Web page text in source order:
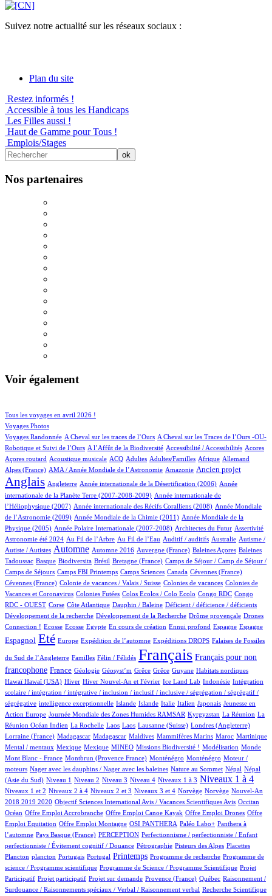
Suivez notre actualité sur les réseaux sociaux :
Plan du site
Restez informés !
Accessible à tous les Handicaps
Les Filles aussi !
Haut de Gamme pour Tous !
Emplois/Stages
Nos partenaires
Voir également
Tous les voyages en avril 2026 !
72/529
Voyages Photos
58/529
Voyages Randonnée
4/529 A Cheval sur les traces de l’Ours
4/529
A Cheval sur les Traces de l’Ours -OU-
Robotique et Suivi de l’Ours
2/529 A l’Affût de la Biodiversité
1/529 Accessibilité / Accessibilités
2/529 Acores
1/529
Açores routard
1/529 Acoustique musicale
33/529 ACQ
19/529 Adultes
14/529 Adultes/Familles
2/529 Afrique
22/529 Allemand
17/529
Alpes (France)
11/529 AMA / Année Mondiale de l’Astronomie
2/529 Amazonie
178/529 Ancien projet
408/529
Anglais
63/529 Angleterre
6/529 Année internationale de la Désertification (2006)
13/529
Année
internationale de la Planète Terre (2007-2008-2009)
4/529
Année internationale de
l’Héliophysique (2007)
1/529 Année internationale des Récifs Coralliens (2008)
11/529
Année Mondiale
de l’Astronomie (2009)
2/529 Année Mondiale de la Chimie (2011)
14/529
Année Mondiale de la
Physique (2005)
5/529 Année Polaire Internationale (2007-2008)
2/529 Architectes du Futur
1/529 Assertivité
11/529
Astronomie été 2024
12/529 Au Fil de l’Arbre
6/529 Au Fil de l’Eau
1/529 Auditif / auditifs
1/529 Australie
1/529
Autisme /
Autiste / Autistes
240/529 Automne
3/529 Automne 2016
5/529 Auvergne (France)
1/529 Baleines Açores
2/529
Baleines
Tadoussac
1/529 Basque
49/529 Biodiversita
1/529 Brésil
9/529 Bretagne (France)
34/529
Camps de Séjour / Camp de Séjour /
Camps de Séjours
1/529 Camps FBI Printemps
3/529 Camps Sciences
4/529 Canada
2/529 Cévennes (France)
1/529
Cévennes (France)
1/529 Colonie de vacances / Valais / Suisse
2/529 Colonies de vacances
3/529
Colonies de
Vacances et Coronavirus
1/529 Colonies Futées
1/529 Colos Ecolos / Colo Ecolo
1/529 Congo RDC
2/529
Congo
RDC - OUEST
1/529 Corse
11/529 Côte Atlantique
1/529 Dauphin / Baleine
1/529 Déficient / déficience / déficients
1/529
Développement de la recherche
1/529 Développement de la Recherche
1/529 Drôme provençale
11/529
Drones
Connection !
1/529 Ecosse
1/529 Ecosse
1/529 Egypte
9/529 En cours de création
1/529 Ennui profond
27/529 Espagne
14/529 Espagne
136/529
Espagnol
383/529 Eté
10/529 Europe
52/529 Expédition de l’automne
82/529 Expéditions DROPS
3/529 Falaises de Fossiles
du Sud de l’Angleterre Familles Félin / Félidés Français Français pour non
francophone
162/529 France
20/529 Géologie
1/529 Géosyst’m
1/529 Grêce
1/529 Grêce
1/529 Guyane
2/529 Habitats nordiques
1/529
Hawaï
1/529Hawaï (USA)
104/529 Hiver
16/529 Hiver Nouvel-An et Février
5/529 Ice Land Lab
1/529 Indonésie
1/529
Intégration
scolaire / intégration / intégrative / inclusion / inclusif / inclusive / ségrégation / ségrégatif /
ségrégative
1/529 intelligence exceptionnelle
6/529 Islande
5/529 Islande
1/529 Italie
28/529 Italien
4/529 Japonais
2/529
Jeunesse en
Action Europe
5/529 Journée Mondiale des Zones Humides RAMSAR
34/529 Kyrgyzstan
5/529 La Réunion
4/529
La
Réunion Océan Indien
1/529 La Rochelle
1/529 Laos
1/529 Laos
3/529 Lausanne (Suisse)
60/529 Londres (Angleterre)
1/529
Lorraine (France)
7/529 Madagascar
7/529 Madagascar
2/529 Maldives
1/529 Mammifères Marins
4/529 Maroc
12/529 Martinique
1/529
Mental / mentaux
1/529 Mexique
1/529 Mexique
13/529 MINEO
22/529 Missions Biodiversité !
1/529 Modélisation
3/529 Monde
1/529
Mont Blanc - France
4/529 Montbrun (Provence France)
4/529 Monténégro
4/529 Monténégro
1/529
Moteur /
moteurs
1/529 Nager avec les dauphins / Nager avec les baleines
2/529 Nature au Sommet
7/529 Népal
7/529
Népal
(Asie du Sud)
8/529 Niveau 1
10/529 Niveau 2
7/529 Niveau 3
47/529 Niveau 4
41/529 Niveaux 1 à 3
241/529 Niveaux 1 à 4
8/529
Niveaux 1 et 2
38/529 Niveaux 2 à 4
4/529 Niveaux 2 et 3
103/529 Niveaux 3 et 4
2/529 Norvège
2/529 Norvège
12/529
Nouvel-An
2018 2019 2020
1/529 Objectif Sciences International Avis / Vacances Scientifiques Avis
6/529 Occitan
65/529
Océan
1/529Offre Emploi Accrobranche
1/529 Offre Emploi Canoe Kayak
1/529 Offre Emploi Drones
1/529
Offre
Emploi Equitation
1/529 Offre Emploi Montagne
38/529 OSI PANTHERA
34/529 Paléo Labo+
37/529
Panthera à
l’automne
3/529 Pays Basque (France)
24/529 PERCEPTION
1/529
Perfectionnisme / perfectionniste / Enfant
perfectionniste / Évitement cognitif / Douance
1/529 Pétrographie
6/529 Pisteurs des Alpes
3/529 Placettes
1/529
Plancton
1/529 plancton
8/529 Portugais
1/529 Portugal
234/529 Printemps
1/529 Programme de recherche
1/529
Programme de
science / Programme scientifique
2/529 Programme de Science / Programme Scientifique
1/529
Projet
Participatif
1/529 Projet participatif
12/529 Projet sur demande
31/529 Provence (France)
3/529 Québec
1/529
Raisonnement /
Surdouance / Raisonnements spéciaux / Verbal / Raisonnement verbal
1/529 Recherche Scientifique
1/529